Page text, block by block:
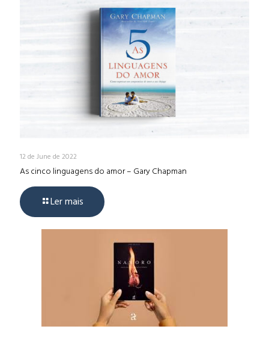
12 de June de 2022
As cinco linguagens do amor – Gary Chapman
Ler mais